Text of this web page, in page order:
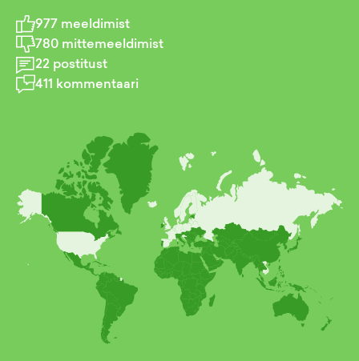
977 meeldimist
780 mittemeeldimist
22 postitust
411 kommentaari